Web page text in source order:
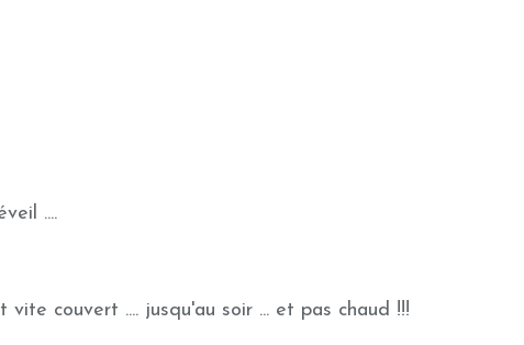
....
vite couvert .... jusqu'au soir ... et pas chaud !!!